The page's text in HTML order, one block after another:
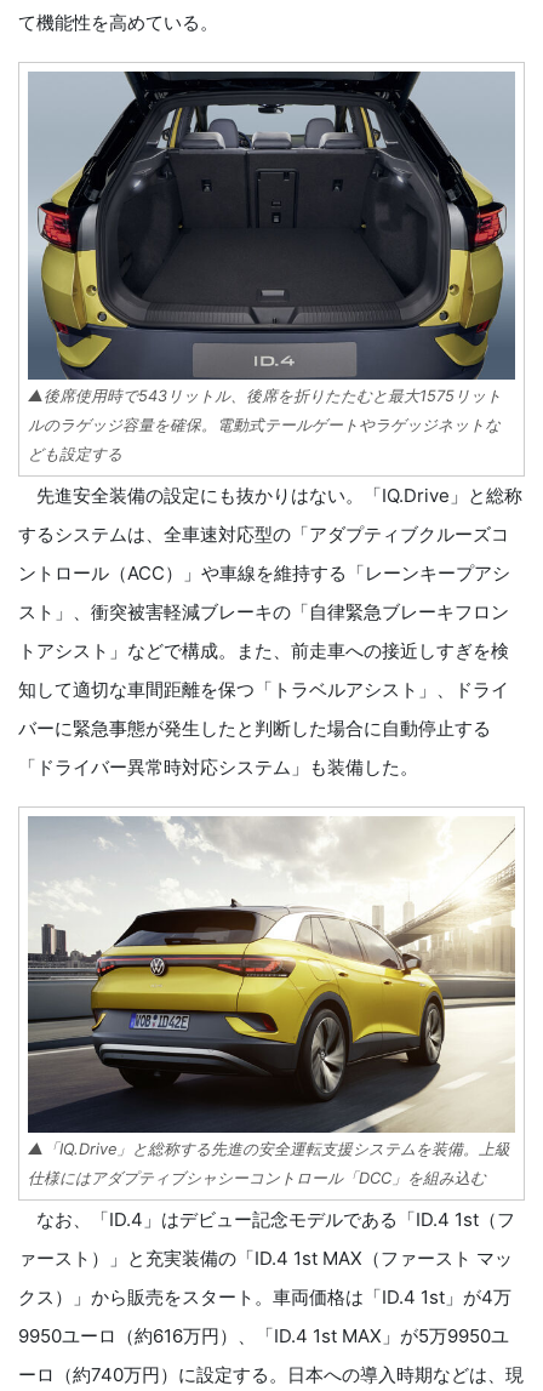
て機能性を高めている。
▲後席使用時で543リットル、後席を折りたたむと最大1575リット
ルのラゲッジ容量を確保。電動式テールゲートやラゲッジネットな
ども設定する
先進安全装備の設定にも抜かりはない。「IQ.Drive」と総称
するシステムは、全車速対応型の「アダプティブクルーズコ
ントロール（ACC）」や車線を維持する「レーンキープアシ
スト」、衝突被害軽減ブレーキの「自律緊急ブレーキフロン
トアシスト」などで構成。また、前走車への接近しすぎを検
知して適切な車間距離を保つ「トラベルアシスト」、ドライ
バーに緊急事態が発生したと判断した場合に自動停止する
「ドライバー異常時対応システム」も装備した。
▲「IQ.Drive」と総称する先進の安全運転支援システムを装備。上級
仕様にはアダプティブシャシーコントロール「DCC」を組み込む
なお、「ID.4」はデビュー記念モデルである「ID.4 1st（フ
ァースト）」と充実装備の「ID.4 1st MAX（ファースト マッ
クス）」から販売をスタート。車両価格は「ID.4 1st」が4万
9950ユーロ（約616万円）、「ID.4 1st MAX」が5万9950ユ
ーロ（約740万円）に設定する。日本への導入時期などは、現